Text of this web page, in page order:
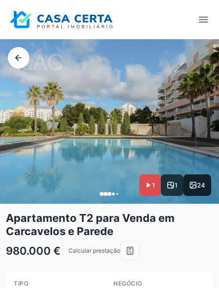
1 1 24
Apartamento T2 para Venda em
Carcavelos e Parede
980.000 €
Calcular prestação
TIPO NEGÓCIO